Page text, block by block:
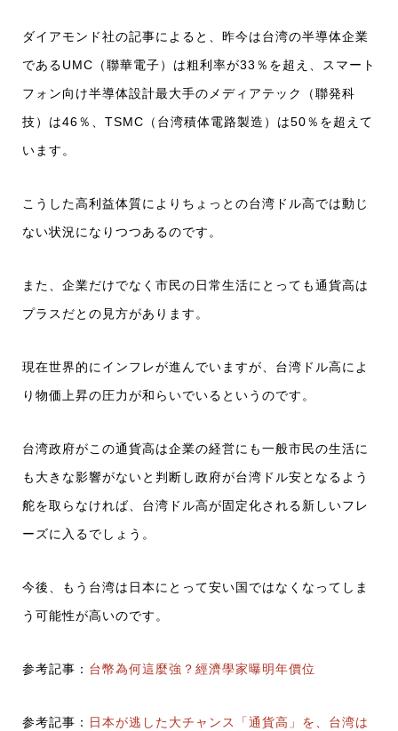
ダイアモンド社の記事によると、昨今は台湾の半導体企業
であるUMC（聯華電子）は粗利率が33％を超え、スマート
フォン向け半導体設計最大手のメディアテック（聯発科
技）は46％、TSMC（台湾積体電路製造）は50％を超えて
います。
こうした高利益体質によりちょっとの台湾ドル高では動じ
ない状況になりつつあるのです。
また、企業だけでなく市民の日常生活にとっても通貨高は
プラスだとの見方があります。
現在世界的にインフレが進んでいますが、台湾ドル高によ
り物価上昇の圧力が和らいでいるというのです。
台湾政府がこの通貨高は企業の経営にも一般市民の生活に
も大きな影響がないと判断し政府が台湾ドル安となるよう
舵を取らなければ、台湾ドル高が固定化される新しいフレ
ーズに入るでしょう。
今後、もう台湾は日本にとって安い国ではなくなってしま
う可能性が高いのです。
参考記事： 台幣為何這麼強？經濟學家曝明年價位
参考記事： 日本が逃した大チャンス「通貨高」を、台湾は